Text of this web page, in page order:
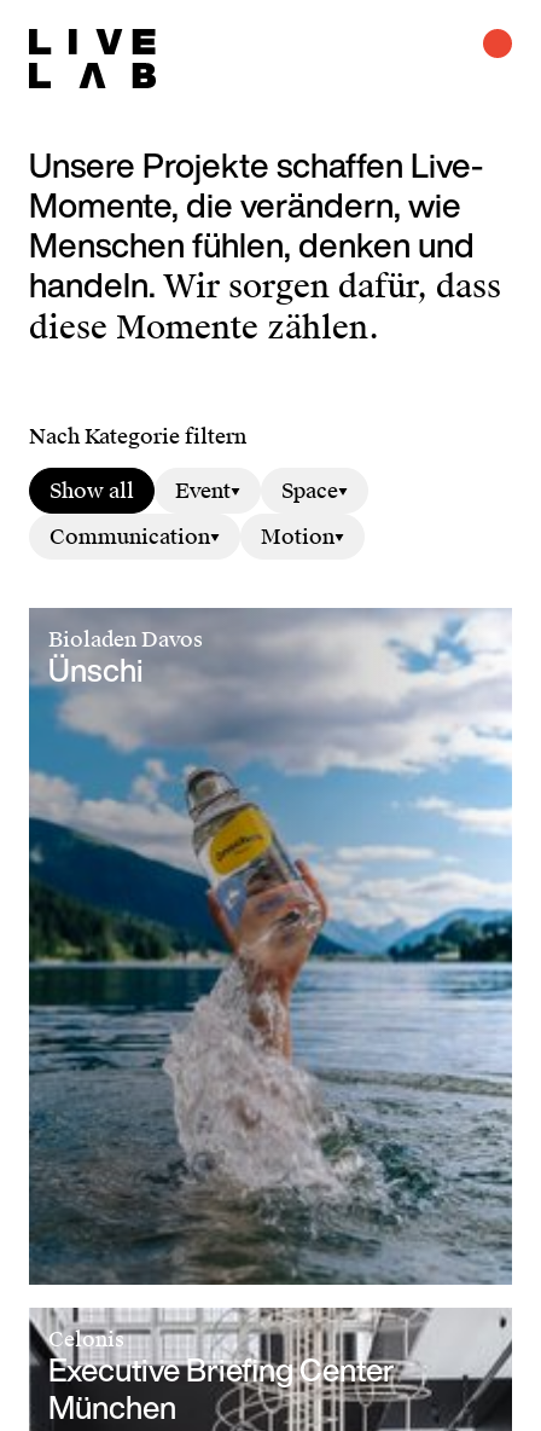
Unsere Projekte schaffen Live-
Momente, die verändern, wie
Menschen fühlen, denken und
handeln. Wir sorgen dafür, dass
diese Momente zählen.
Nach Kategorie filtern
Show all Event
Space
Communication
Motion
Bioladen Davos
Ünschi
Celonis
Executive Briefing Center
München